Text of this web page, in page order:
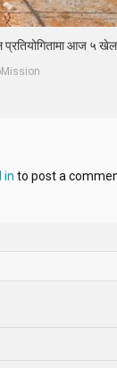
आज ५
in to post a